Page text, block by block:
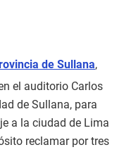
de Sullana,
el auditorio Carlos
de Sullana, para
a la ciudad de Lima
reclamar por tres